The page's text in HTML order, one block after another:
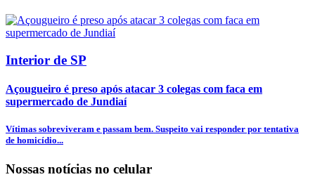
Interior de SP
Açougueiro é preso após atacar 3 colegas com faca em
supermercado de Jundiaí
Vítimas sobreviveram e passam bem. Suspeito vai responder por tentativa
de homicídio...
Nossas notícias no celular